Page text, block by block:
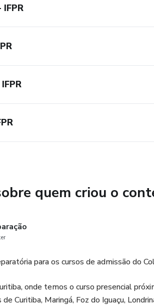
quem criou o
para os cursos de admissão do
onde temos o curso presencial
Curitiba, Maringá, Foz do Iguaçu,